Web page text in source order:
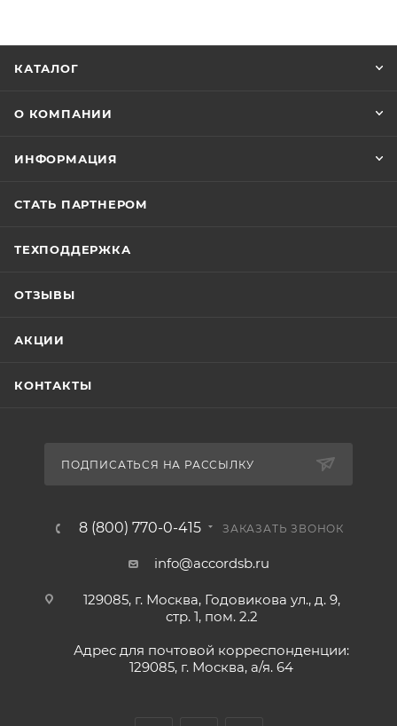
КАТАЛОГ
О КОМПАНИИ
ИНФОРМАЦИЯ
СТАТЬ ПАРТНЕРОМ
ТЕХПОДДЕРЖКА
ОТЗЫВЫ
АКЦИИ
КОНТАКТЫ
ПОДПИСАТЬСЯ НА РАССЫЛКУ
8 (800) 770-0-415 ЗАКАЗАТЬ ЗВОНОК
info@accordsb.ru
129085, г. Москва, Годовикова ул., д. 9,
стр. 1, пом. 2.2
Адрес для почтовой корреспонденции:
129085, г. Москва, а/я. 64